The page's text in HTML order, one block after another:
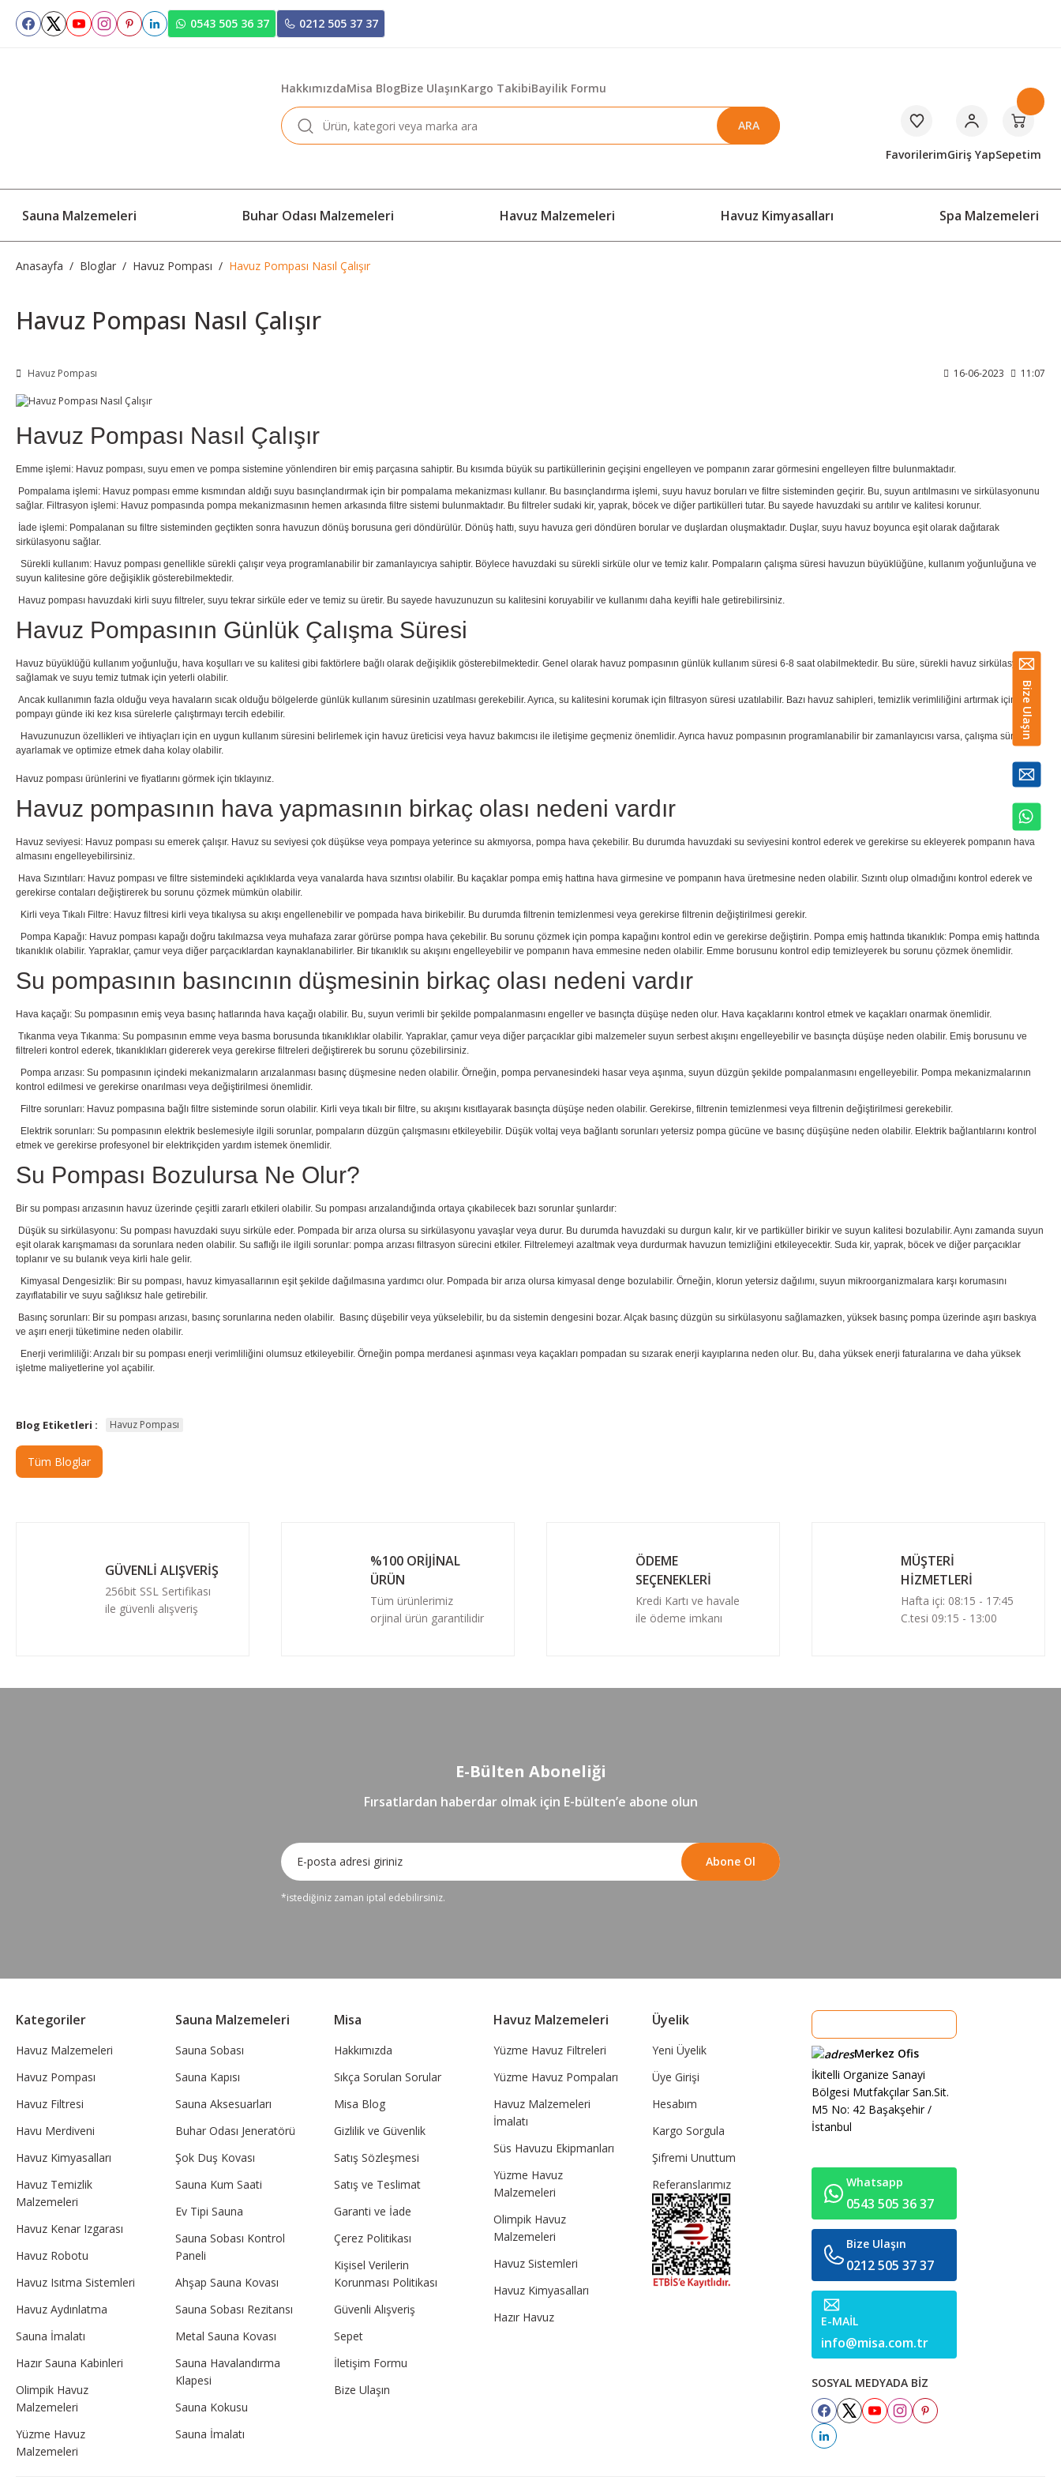
0543 505 36 37 0212 505 37 37
HakkımızdaMisa BlogBize UlaşınKargo TakibiBayilik Formu
ARA
FavorilerimGiriş YapSepetim
Sauna Malzemeleri Buhar Odası Malzemeleri Havuz Malzemeleri Havuz Kimyasalları Spa Malzemeleri
Bize Ulaşın
Anasayfa Bloglar Havuz Pompası Havuz Pompası Nasıl Çalışır
Havuz Pompası Nasıl Çalışır
Havuz Pompası 16-06-2023 11:07
Havuz Pompası Nasıl Çalışır
Emme işlemi: Havuz pompası, suyu emen ve pompa sistemine yönlendiren bir emiş parçasına sahiptir. Bu kısımda büyük su partiküllerinin geçişini engelleyen ve pompanın zarar görmesini engelleyen filtre bulunmaktadır.
Pompalama işlemi: Havuz pompası emme kısmından aldığı suyu basınçlandırmak için bir pompalama mekanizması kullanır. Bu basınçlandırma işlemi, suyu havuz boruları ve filtre sisteminden geçirir. Bu, suyun arıtılmasını ve sirkülasyonunu
sağlar. Filtrasyon işlemi: Havuz pompasında pompa mekanizmasının hemen arkasında filtre sistemi bulunmaktadır. Bu filtreler sudaki kir, yaprak, böcek ve diğer partikülleri tutar. Bu sayede havuzdaki su arıtılır ve kalitesi korunur.
İade işlemi: Pompalanan su filtre sisteminden geçtikten sonra havuzun dönüş borusuna geri döndürülür. Dönüş hattı, suyu havuza geri döndüren borular ve duşlardan oluşmaktadır. Duşlar, suyu havuz boyunca eşit olarak dağıtarak
sirkülasyonu sağlar.
Sürekli kullanım: Havuz pompası genellikle sürekli çalışır veya programlanabilir bir zamanlayıcıya sahiptir. Böylece havuzdaki su sürekli sirküle olur ve temiz kalır. Pompaların çalışma süresi havuzun büyüklüğüne, kullanım yoğunluğuna ve
suyun kalitesine göre değişiklik gösterebilmektedir.
Havuz pompası havuzdaki kirli suyu filtreler, suyu tekrar sirküle eder ve temiz su üretir. Bu sayede havuzunuzun su kalitesini koruyabilir ve kullanımı daha keyifli hale getirebilirsiniz.
Havuz Pompasının Günlük Çalışma Süresi
Havuz büyüklüğü kullanım yoğunluğu, hava koşulları ve su kalitesi gibi faktörlere bağlı olarak değişiklik gösterebilmektedir. Genel olarak havuz pompasının günlük kullanım süresi 6-8 saat olabilmektedir. Bu süre, sürekli havuz sirkülasyonu
sağlamak ve suyu temiz tutmak için yeterli olabilir.
Ancak kullanımın fazla olduğu veya havaların sıcak olduğu bölgelerde günlük kullanım süresinin uzatılması gerekebilir. Ayrıca, su kalitesini korumak için filtrasyon süresi uzatılabilir. Bazı havuz sahipleri, temizlik verimliliğini artırmak için
pompayı günde iki kez kısa sürelerle çalıştırmayı tercih edebilir.
Havuzunuzun özellikleri ve ihtiyaçları için en uygun kullanım süresini belirlemek için havuz üreticisi veya havuz bakımcısı ile iletişime geçmeniz önemlidir. Ayrıca havuz pompasının programlanabilir bir zamanlayıcısı varsa, çalışma süresini
ayarlamak ve optimize etmek daha kolay olabilir.
Havuz pompası ürünlerini ve fiyatlarını görmek için tıklayınız.
Havuz pompasının hava yapmasının birkaç olası nedeni vardır
Havuz seviyesi: Havuz pompası su emerek çalışır. Havuz su seviyesi çok düşükse veya pompaya yeterince su akmıyorsa, pompa hava çekebilir. Bu durumda havuzdaki su seviyesini kontrol ederek ve gerekirse su ekleyerek pompanın hava
almasını engelleyebilirsiniz.
Hava Sızıntıları: Havuz pompası ve filtre sistemindeki açıklıklarda veya vanalarda hava sızıntısı olabilir. Bu kaçaklar pompa emiş hattına hava girmesine ve pompanın hava üretmesine neden olabilir. Sızıntı olup olmadığını kontrol ederek ve
gerekirse contaları değiştirerek bu sorunu çözmek mümkün olabilir.
Kirli veya Tıkalı Filtre: Havuz filtresi kirli veya tıkalıysa su akışı engellenebilir ve pompada hava birikebilir. Bu durumda filtrenin temizlenmesi veya gerekirse filtrenin değiştirilmesi gerekir.
Pompa Kapağı: Havuz pompası kapağı doğru takılmazsa veya muhafaza zarar görürse pompa hava çekebilir. Bu sorunu çözmek için pompa kapağını kontrol edin ve gerekirse değiştirin. Pompa emiş hattında tıkanıklık: Pompa emiş hattında
tıkanıklık olabilir. Yapraklar, çamur veya diğer parçacıklardan kaynaklanabilirler. Bir tıkanıklık su akışını engelleyebilir ve pompanın hava emmesine neden olabilir. Emme borusunu kontrol edip temizleyerek bu sorunu çözmek önemlidir.
Su pompasının basıncının düşmesinin birkaç olası nedeni vardır
Hava kaçağı: Su pompasının emiş veya basınç hatlarında hava kaçağı olabilir. Bu, suyun verimli bir şekilde pompalanmasını engeller ve basınçta düşüşe neden olur. Hava kaçaklarını kontrol etmek ve kaçakları onarmak önemlidir.
Tıkanma veya Tıkanma: Su pompasının emme veya basma borusunda tıkanıklıklar olabilir. Yapraklar, çamur veya diğer parçacıklar gibi malzemeler suyun serbest akışını engelleyebilir ve basınçta düşüşe neden olabilir. Emiş borusunu ve
filtreleri kontrol ederek, tıkanıklıkları gidererek veya gerekirse filtreleri değiştirerek bu sorunu çözebilirsiniz.
Pompa arızası: Su pompasının içindeki mekanizmaların arızalanması basınç düşmesine neden olabilir. Örneğin, pompa pervanesindeki hasar veya aşınma, suyun düzgün şekilde pompalanmasını engelleyebilir. Pompa mekanizmalarının
kontrol edilmesi ve gerekirse onarılması veya değiştirilmesi önemlidir.
Filtre sorunları: Havuz pompasına bağlı filtre sisteminde sorun olabilir. Kirli veya tıkalı bir filtre, su akışını kısıtlayarak basınçta düşüşe neden olabilir. Gerekirse, filtrenin temizlenmesi veya filtrenin değiştirilmesi gerekebilir.
Elektrik sorunları: Su pompasının elektrik beslemesiyle ilgili sorunlar, pompaların düzgün çalışmasını etkileyebilir. Düşük voltaj veya bağlantı sorunları yetersiz pompa gücüne ve basınç düşüşüne neden olabilir. Elektrik bağlantılarını kontrol
etmek ve gerekirse profesyonel bir elektrikçiden yardım istemek önemlidir.
Su Pompası Bozulursa Ne Olur?
Bir su pompası arızasının havuz üzerinde çeşitli zararlı etkileri olabilir. Su pompası arızalandığında ortaya çıkabilecek bazı sorunlar şunlardır:
Düşük su sirkülasyonu: Su pompası havuzdaki suyu sirküle eder. Pompada bir arıza olursa su sirkülasyonu yavaşlar veya durur. Bu durumda havuzdaki su durgun kalır, kir ve partiküller birikir ve suyun kalitesi bozulabilir. Aynı zamanda suyun
eşit olarak karışmaması da sorunlara neden olabilir. Su saflığı ile ilgili sorunlar: pompa arızası filtrasyon sürecini etkiler. Filtrelemeyi azaltmak veya durdurmak havuzun temizliğini etkileyecektir. Suda kir, yaprak, böcek ve diğer parçacıklar
toplanır ve su bulanık veya kirli hale gelir.
Kimyasal Dengesizlik: Bir su pompası, havuz kimyasallarının eşit şekilde dağılmasına yardımcı olur. Pompada bir arıza olursa kimyasal denge bozulabilir. Örneğin, klorun yetersiz dağılımı, suyun mikroorganizmalara karşı korumasını
zayıflatabilir ve suyu sağlıksız hale getirebilir.
Basınç sorunları: Bir su pompası arızası, basınç sorunlarına neden olabilir.
Basınç düşebilir veya yükselebilir, bu da sistemin dengesini bozar. Alçak basınç düzgün su sirkülasyonu sağlamazken, yüksek basınç pompa üzerinde aşırı baskıya
ve aşırı enerji tüketimine neden olabilir.
Enerji verimliliği: Arızalı bir su pompası enerji verimliliğini olumsuz etkileyebilir. Örneğin pompa merdanesi aşınması veya kaçakları pompadan su sızarak enerji kayıplarına neden olur. Bu, daha yüksek enerji faturalarına ve daha yüksek
işletme maliyetlerine yol açabilir.
Blog Etiketleri : Havuz Pompası
Tüm Bloglar
GÜVENLİ ALIŞVERİŞ
256bit SSL Sertifikası
ile güvenli alışveriş
%100 ORİJİNAL
ÜRÜN
Tüm ürünlerimiz
orjinal ürün garantilidir
ÖDEME
SEÇENEKLERİ
Kredi Kartı ve havale
ile ödeme imkanı
MÜŞTERİ
HİZMETLERİ
Hafta içi: 08:15 - 17:45
C.tesi 09:15 - 13:00
E-Bülten Aboneliği
Fırsatlardan haberdar olmak için E-bülten’e abone olun
Abone Ol
*istediğiniz zaman iptal edebilirsiniz.
Kategoriler
Havuz Malzemeleri
Havuz Pompası
Havuz Filtresi
Havu Merdiveni
Havuz Kimyasalları
Havuz Temizlik
Malzemeleri
Havuz Kenar Izgarası
Havuz Robotu
Havuz Isıtma Sistemleri
Havuz Aydınlatma
Sauna İmalatı
Hazır Sauna Kabinleri
Olimpik Havuz
Malzemeleri
Yüzme Havuz
Malzemeleri
Sauna Malzemeleri
Sauna Sobası
Sauna Kapısı
Sauna Aksesuarları
Buhar Odası Jeneratörü
Şok Duş Kovası
Sauna Kum Saati
Ev Tipi Sauna
Sauna Sobası Kontrol
Paneli
Ahşap Sauna Kovası
Sauna Sobası Rezitansı
Metal Sauna Kovası
Sauna Havalandırma
Klapesi
Sauna Kokusu
Sauna İmalatı
Misa
Hakkımızda
Sıkça Sorulan Sorular
Misa Blog
Gizlilik ve Güvenlik
Satış Sözleşmesi
Satış ve Teslimat
Garanti ve İade
Çerez Politikası
Kişisel Verilerin
Korunması Politikası
Güvenli Alışveriş
Sepet
İletişim Formu
Bize Ulaşın
Havuz Malzemeleri
Yüzme Havuz Filtreleri
Yüzme Havuz Pompaları
Havuz Malzemeleri
İmalatı
Süs Havuzu Ekipmanları
Yüzme Havuz
Malzemeleri
Olimpik Havuz
Malzemeleri
Havuz Sistemleri
Havuz Kimyasalları
Hazır Havuz
Üyelik
Yeni Üyelik
Üye Girişi
Hesabım
Kargo Sorgula
Şifremi Unuttum
Referanslarımız
Merkez Ofis
İkitelli Organize Sanayi
Bölgesi Mutfakçılar San.Sit.
M5 No: 42 Başakşehir /
İstanbul
Whatsapp
0543 505 36 37
Bize Ulaşın
0212 505 37 37
E-MAİL
info@misa.com.tr
SOSYAL MEDYADA BİZ